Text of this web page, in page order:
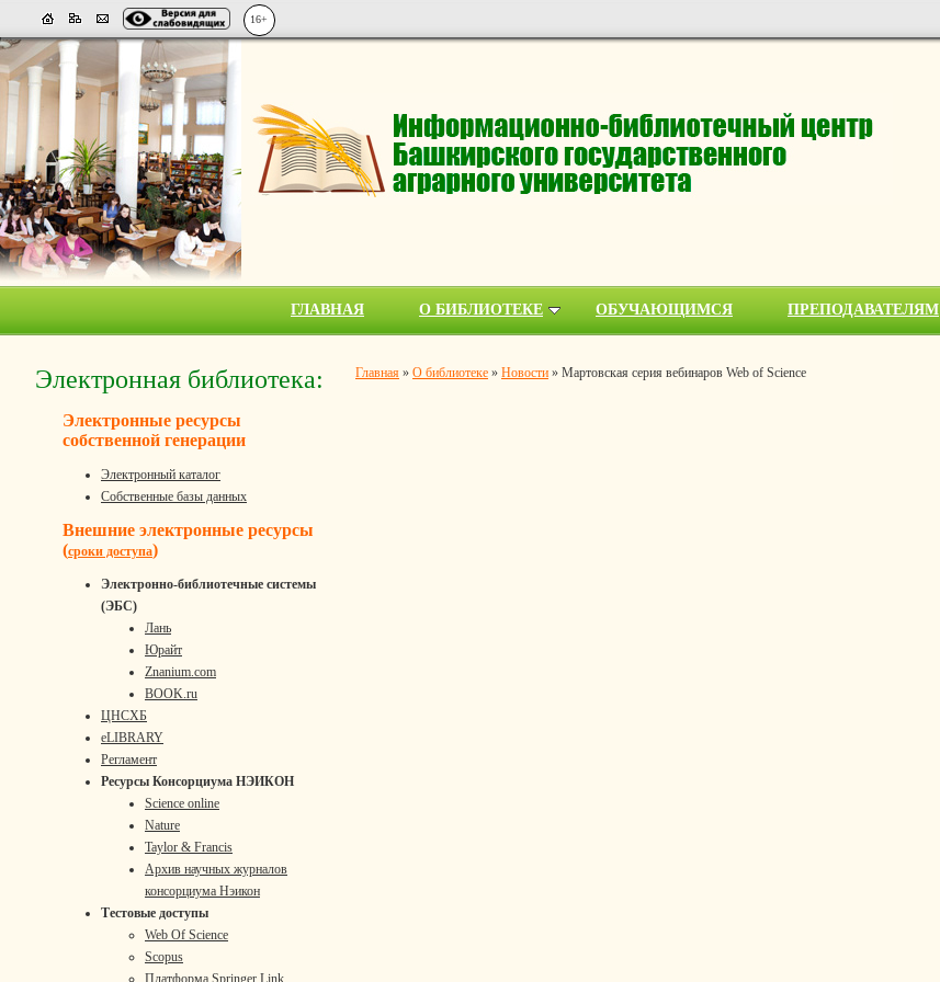
16+
ГЛАВНАЯ О БИБЛИОТЕКЕ ОБУЧАЮЩИМСЯ ПРЕПОДАВАТЕЛЯМ
Электронная библиотека:
Электронные ресурсы
собственной генерации
Электронный каталог
Собственные базы данных
Внешние электронные ресурсы
(сроки доступа)
Электронно-библиотечные системы
(ЭБС)
Лань
Юрайт
Znanium.com
BOOK.ru
ЦНСХБ
eLIBRARY
Регламент
Ресурсы Консорциума НЭИКОН
Science online
Nature
Taylor & Francis
Архив научных журналов
консорциума Нэикон
Тестовые доступы
Web Of Science
Scopus
Платформа Springer Link
Главная » О библиотеке » Новости » Мартовская серия вебинаров Web of Science